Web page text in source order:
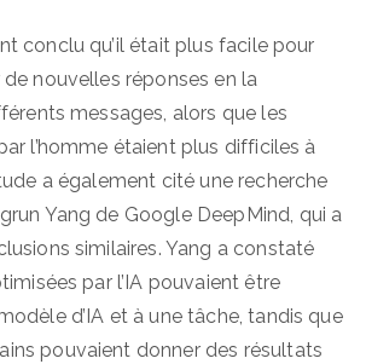
conclu qu’il était plus facile pour
nouvelles réponses en la
messages, alors que les
l’homme étaient plus difficiles à
a également cité une recherche
Yang de Google DeepMind, qui a
similaires. Yang a constaté
par l’IA pouvaient être
d’IA et à une tâche, tandis que
pouvaient donner des résultats